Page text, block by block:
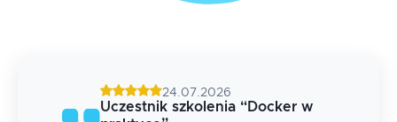
24.07.2026
Uczestnik szkolenia “Docker w